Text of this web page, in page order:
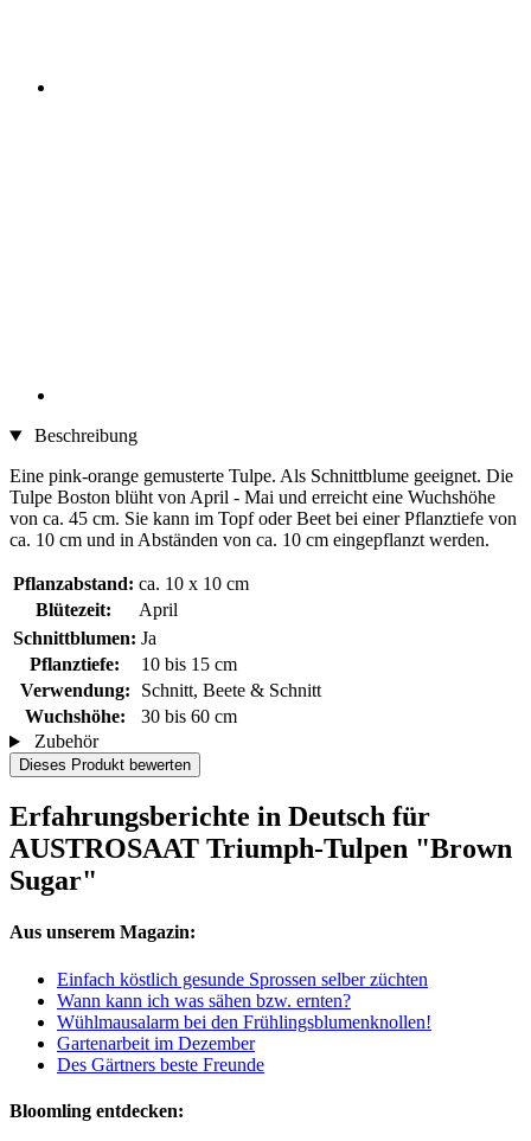
Beschreibung
Eine pink-orange gemusterte Tulpe. Als Schnittblume geeignet. Die
Tulpe Boston blüht von April - Mai und erreicht eine Wuchshöhe
von ca. 45 cm. Sie kann im Topf oder Beet bei einer Pflanztiefe von
ca. 10 cm und in Abständen von ca. 10 cm eingepflanzt werden.
Pflanzabstand: ca. 10 x 10 cm
Blütezeit:
April
Schnittblumen: Ja
Pflanztiefe:
10 bis 15 cm
Verwendung:
Schnitt, Beete & Schnitt
Wuchshöhe:
30 bis 60 cm
Zubehör
Dieses Produkt bewerten
Erfahrungsberichte in Deutsch für
AUSTROSAAT Triumph-Tulpen "Brown
Sugar"
Aus unserem Magazin:
Einfach köstlich gesunde Sprossen selber züchten
Wann kann ich was sähen bzw. ernten?
Wühlmausalarm bei den Frühlingsblumenknollen!
Gartenarbeit im Dezember
Des Gärtners beste Freunde
Bloomling entdecken: